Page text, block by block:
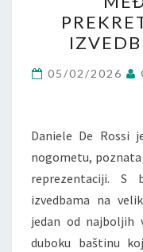
05/02/2026
Daniele De Rossi
nogometu,
reprezentaciji. S
izvedbama na
jedan od najboljih
duboku baštinu